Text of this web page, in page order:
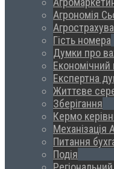
Агрономія
Гість номера
Думки про
Економічний
Експертна
Життєве
Зберігання
Кермо
Механізація
Питання
Подія